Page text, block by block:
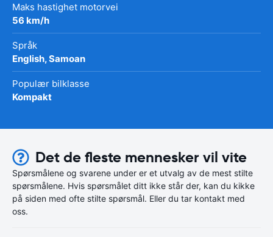
Maks hastighet motorvei
56 km/h
Språk
English, Samoan
Populær bilklasse
Kompakt
Det de fleste mennesker vil vite
Spørsmålene og svarene under er et utvalg av de mest stilte
spørsmålene. Hvis spørsmålet ditt ikke står der, kan du kikke
på siden med ofte stilte spørsmål. Eller du tar kontakt med
oss.